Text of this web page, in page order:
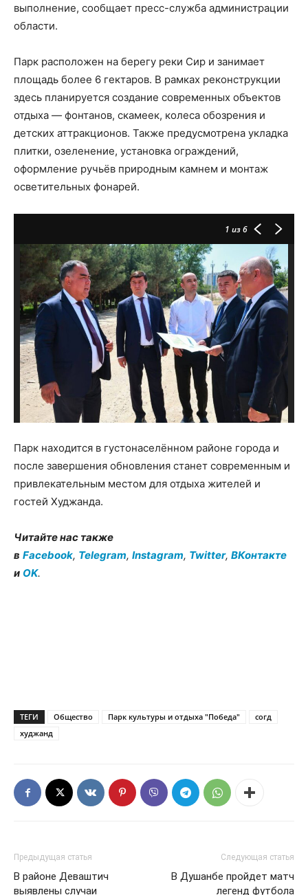
выполнение, сообщает пресс-служба администрации
области.
Парк расположен на берегу реки Сир и занимает
площадь более 6 гектаров. В рамках реконструкции
здесь планируется создание современных объектов
отдыха — фонтанов, скамеек, колеса обозрения и
детских аттракционов. Также предусмотрена укладка
плитки, озеленение, установка ограждений,
оформление ручьёв природным камнем и монтаж
осветительных фонарей.
1 из 6
Парк находится в густонаселённом районе города и
после завершения обновления станет современным и
привлекательным местом для отдыха жителей и
гостей Худжанда.
Читайте нас также
в Facebook, Telegram, Instagram, Twitter, ВКонтакте
и OK.
ТЕГИ Общество Парк культуры и отдыха "Победа"
согд
худжанд
Предыдущая статья
В районе Деваштич
выявлены случаи
Следующая статья
В Душанбе пройдет матч
легенд футбола